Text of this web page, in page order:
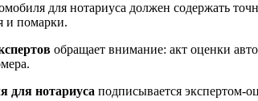
для нотариуса должен содержать
и помарки.
обращает внимание: акт оценки
для нотариуса подписывается экспертом-